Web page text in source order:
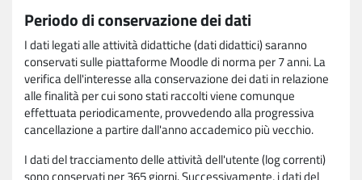
Periodo di conservazione dei dati
I dati legati alle attività didattiche (dati didattici) saranno
conservati sulle piattaforme Moodle di norma per 7 anni. La
verifica dell'interesse alla conservazione dei dati in relazione
alle finalità per cui sono stati raccolti viene comunque
effettuata periodicamente, provvedendo alla progressiva
cancellazione a partire dall'anno accademico più vecchio.
I dati del tracciamento delle attività dell'utente (log correnti)
sono conservati per 365 giorni. Successivamente, i dati del